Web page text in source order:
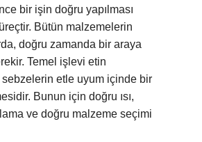
bir işin doğru yapılması
Bütün malzemelerin
doğru zamanda bir araya
Temel işlevi etin
etle uyum içinde bir
Bunun için doğru ısı,
ve doğru malzeme seçimi